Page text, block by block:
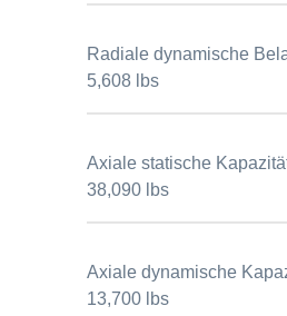
Radiale dynamische
5,608 lbs
Axiale statische
38,090 lbs
Axiale dynamische
13,700 lbs